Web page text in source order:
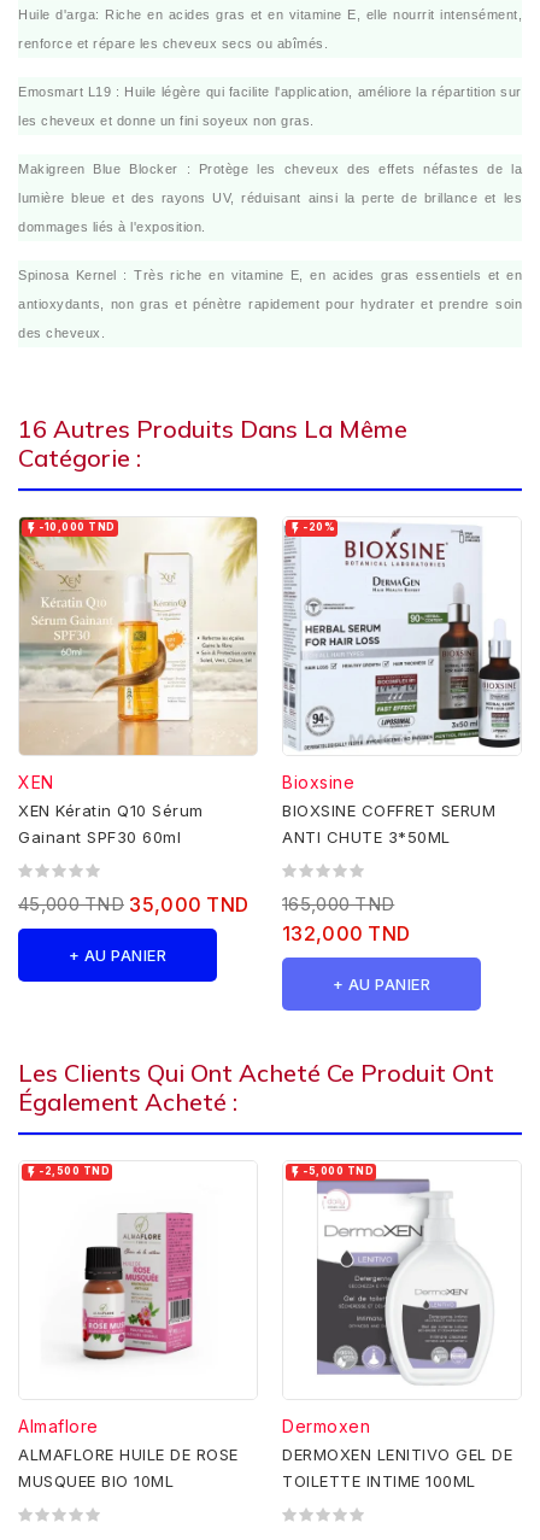
Huile d'arga: Riche en acides gras et en vitamine E, elle nourrit intensément,
renforce et répare les cheveux secs ou abîmés.
Emosmart L19 : Huile légère qui facilite l'application, améliore la répartition sur
les cheveux et donne un fini soyeux non gras.
Makigreen Blue Blocker : Protège les cheveux des effets néfastes de la
lumière bleue et des rayons UV, réduisant ainsi la perte de brillance et les
dommages liés à l'exposition.
Spinosa Kernel : Très riche en vitamine E, en acides gras essentiels et en
antioxydants, non gras et pénètre rapidement pour hydrater et prendre soin
des cheveux.
16 Autres Produits Dans La Même
Catégorie :
 -10,000 TND
XEN
XEN Kératin Q10 Sérum
Gainant SPF30 60ml
45,000 TND 35,000 TND
+ AU PANIER
 -20%
Bioxsine
BIOXSINE COFFRET SERUM
ANTI CHUTE 3*50ML
165,000 TND
132,000 TND
+ AU PANIER
Les Clients Qui Ont Acheté Ce Produit Ont
Également Acheté :
 -2,500 TND
Almaflore
ALMAFLORE HUILE DE ROSE
MUSQUEE BIO 10ML
 -5,000 TND
Dermoxen
DERMOXEN LENITIVO GEL DE
TOILETTE INTIME 100ML